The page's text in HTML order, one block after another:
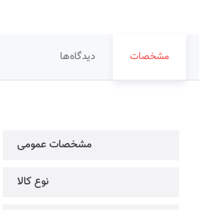
مشخصات دیدگاه‌ها
مشخصات عمومی
نوع کالا